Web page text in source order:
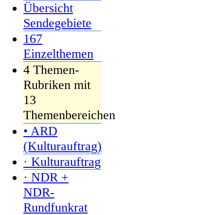
Übersicht
Sendegebiete
167
Einzelthemen
4 Themen-
Rubriken mit
13
Themenbereichen
• ARD
(Kulturauftrag)
· Kulturauftrag
· NDR +
NDR-
Rundfunkrat